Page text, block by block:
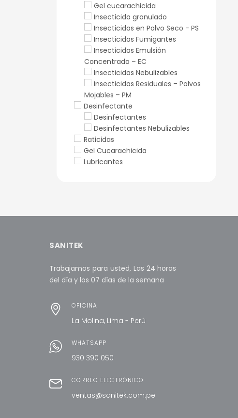
Gel cucarachicida
Insecticida granulado
Insecticidas en Polvo Seco - PS
Insecticidas Fumigantes
Insecticidas Emulsión
Concentrada – EC
Insecticidas Nebulizables
Insecticidas Residuales – Polvos
Mojables – PM
Desinfectante
Desinfectantes
Desinfectantes Nebulizables
Raticidas
Gel Cucarachicida
Lubricantes
SANITEK
Trabajamos para usted, Las 24 horas
del día y los 07 días de la semana
OFICINA
La Molina, Lima - Perú
WHATSAPP
930 390 050
CORREO ELECTRÓNICO
ventas@sanitek.com.pe